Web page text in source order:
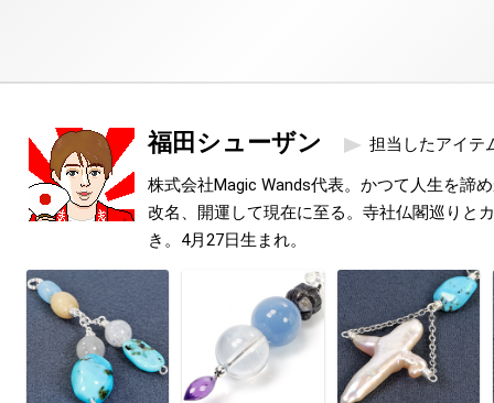
福田シューザン 担当したアイテ
株式会社Magic Wands代表。かつて人生を諦
改名、開運して現在に至る。寺社仏閣巡りと
き。4月27日生まれ。